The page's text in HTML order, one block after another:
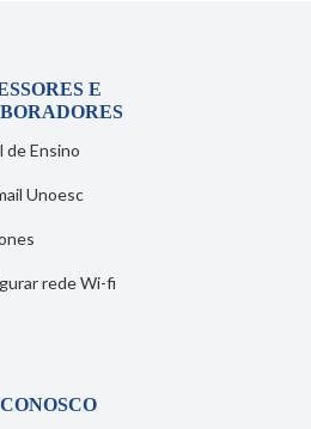
E
de Ensino
Unoesc
rede Wi-fi